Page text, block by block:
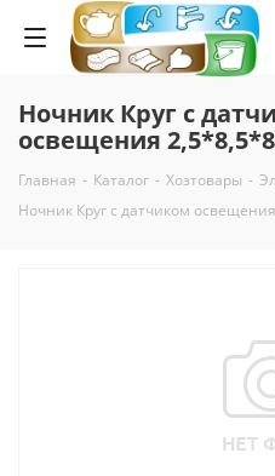
Ночник Круг с
освещения
Главная - Каталог - Хозтовары -
Ночник Круг с датчиком